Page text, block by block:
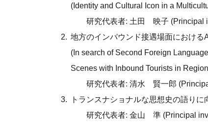
(Identity and Cultural Icon in a
研究代表者: 土田 映子 (Principal
地方のインバウンド接遇場面におけ
(In search of Second Foreign
Scenes with Inbound Tourists in
研究代表者: 清水 賢一郎 (Principal
トランスナショナルな思想史の語り
研究代表者: 金山 準 (Principal